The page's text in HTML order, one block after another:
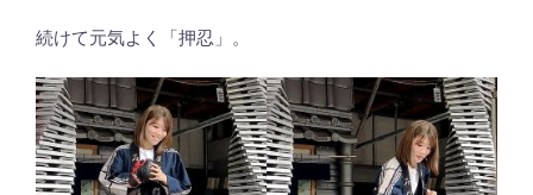
続けて元気よく「押忍」。